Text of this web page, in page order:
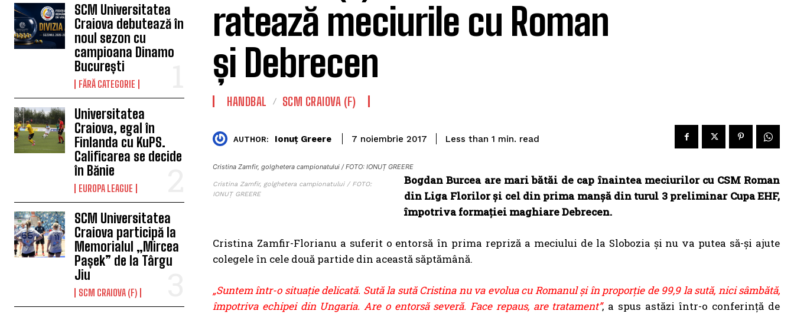
SCM Universitatea
Craiova debutează în
noul sezon cu
campioana Dinamo
București
FĂRĂ CATEGORIE
Universitatea
Craiova, egal în
Finlanda cu KuPS.
Calificarea se decide
în Bănie
EUROPA LEAGUE
SCM Universitatea
Craiova participă la
Memorialul „Mircea
Pașek” de la Târgu
Jiu
SCM CRAIOVA (F)
ratează meciurile cu Roman
și Debrecen
HANDBAL SCM CRAIOVA (F)
AUTHOR: Ionuț Greere 7 noiembrie 2017 Less than 1 min. read
Cristina Zamfir, golghetera campionatului / FOTO: IONUȚ GREERE
Cristina Zamfir, golghetera campionatului / FOTO:
IONUȚ GREERE
Bogdan Burcea are mari bătăi de cap înaintea meciurilor cu CSM Roman
din Liga Florilor și cel din prima manșă din turul 3 preliminar Cupa EHF,
împotriva formației maghiare Debrecen.
Cristina Zamfir-Florianu a suferit o entorsă în prima repriză a meciului de la Slobozia și nu va putea să-și ajute
colegele în cele două partide din această săptămână.
„Suntem într-o situație delicată. Sută la sută Cristina nu va evolua cu Romanul și în proporție de 99,9 la sută, nici sâmbătă,
împotriva echipei din Ungaria. Are o entorsă severă. Face repaus, are tratament”, a spus astăzi într-o conferință de